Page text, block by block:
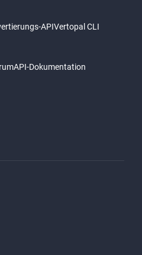
APIVertopal CLI
API-Dokumentation